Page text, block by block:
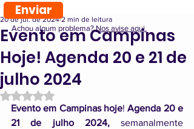
Evento em Campinas
Hoje! Agenda 20 e 21 de
julho 2024
20 de jul. de 2024 2 min de leitura
Avaliado com NaN de 5 estrelas.
Evento em Campinas hoje! Agenda 20 e
21 de julho 2024, semanalmente
Enviar
Achou algum problema?Nos avise aqui.